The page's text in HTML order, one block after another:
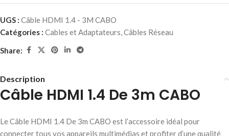
UGS : Câble HDMI 1.4 - 3M CABO
Catégories : Cables et Adaptateurs,Câbles Réseau
Share:
Description
Câble HDMI 1.4 De 3m CABO
Le Câble HDMI 1.4 De 3m CABO est l’accessoire idéal pour
connecter tous vos appareils multimédias et profiter d’une qualité